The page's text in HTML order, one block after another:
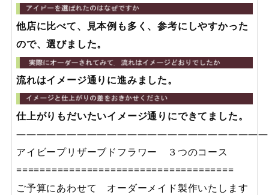
他店に比べて、見本例も多く、参考にしやすかった
ので、選びました。
流れはイメージ通りに進みました。
仕上がりもだいたいイメージ通りにできてました。
—————————————————————————
アイビープリザーブドフラワー ３つのコース
=====================================
ご予算にあわせて オーダーメイド製作いたします